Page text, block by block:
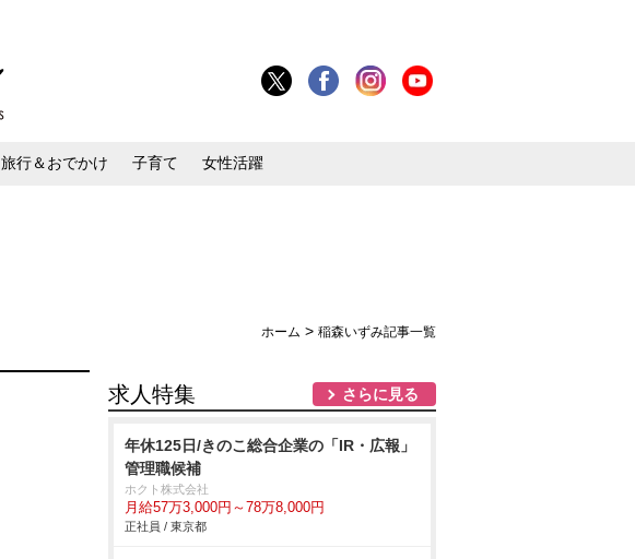
旅行＆おでかけ 子育て 女性活躍
ホーム > 稲森いずみ記事一覧
求人特集 さらに見る
年休125日/きのこ総合企業の「IR・広報」
管理職候補
ホクト株式会社
月給57万3,000円～78万8,000円
正社員 / 東京都